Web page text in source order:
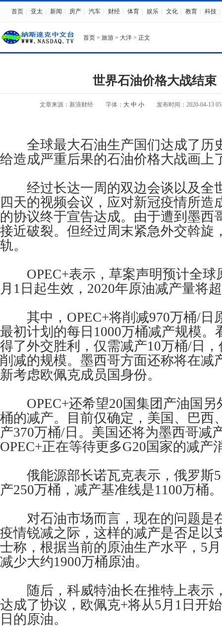
首页 亚太 新闻 房产 汽车 财经 体育 娱乐 文化 教育 科技
首页 > 旅游 > 大洋 > 正文
世界石油价格大战结束
文章来源：新浪财经 字体： 大 中 小 发布时间：2020-04-13
全球最大石油生产国们达成了历
给造成严重后果的石油价格大战画上
经过长达一周的双边会谈以及全
四天的视频会议，应对新冠疫情所造
的协议终于宣告达成。由于遭到墨西
接近破裂。但经过周末紧急外交斡旋
轨。
OPEC+表示，草案声明预计全球
月1日起生效，2020年原油减产量将
其中，OPEC+将削减970万桶/日
最初计划的每日1000万桶减产规模。
得了外交胜利，仅需减产10万桶/日
削减的规模。墨西哥方面还称将在减
新考虑欧佩克成员国身份。
OPEC+还希望20国集团产油国另
桶的减产。目前仅确定，美国、巴西
产370万桶/日。美国还将为墨西哥减
OPEC+正在等待更多G20国家的减产
俄能源部长诺瓦克表示，俄罗斯5
产250万桶，减产基准线是1100万桶。
对石油市场而言，现在的问题是
疫情锐减之际，这样的减产是否足以
士称，根据当前的原油生产水平，5
减少大约1900万桶原油。
随后，科威特油长在推特上表示
达成了协议，欧佩克+将从5月1日开
日的原油。